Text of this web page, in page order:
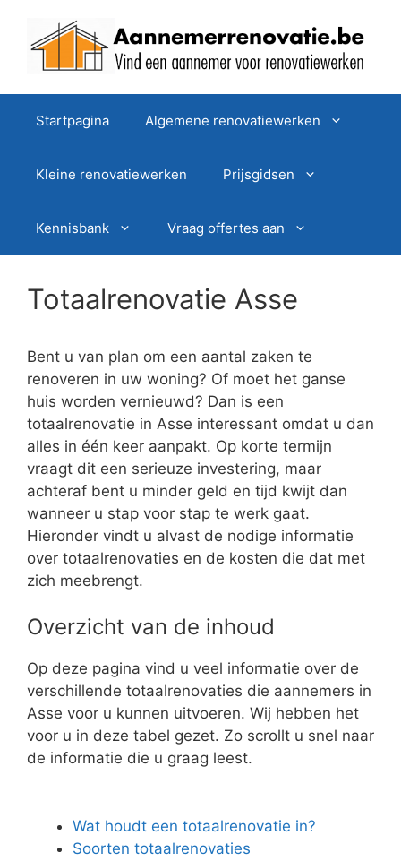
Startpagina Algemene renovatiewerken
Kleine renovatiewerken Prijsgidsen
Kennisbank Vraag offertes aan
Totaalrenovatie Asse
Bent u van plan om een aantal zaken te
renoveren in uw woning? Of moet het ganse
huis worden vernieuwd? Dan is een
totaalrenovatie in Asse interessant omdat u dan
alles in één keer aanpakt. Op korte termijn
vraagt dit een serieuze investering, maar
achteraf bent u minder geld en tijd kwijt dan
wanneer u stap voor stap te werk gaat.
Hieronder vindt u alvast de nodige informatie
over totaalrenovaties en de kosten die dat met
zich meebrengt.
Overzicht van de inhoud
Op deze pagina vind u veel informatie over de
verschillende totaalrenovaties die aannemers in
Asse voor u kunnen uitvoeren. Wij hebben het
voor u in deze tabel gezet. Zo scrollt u snel naar
de informatie die u graag leest.
Wat houdt een totaalrenovatie in?
Soorten totaalrenovaties